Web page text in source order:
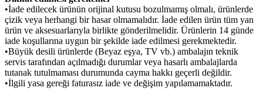
•İade edilecek ürünün orijinal kutusu bozulmamış olmalı, ürünlerde
çizik veya herhangi bir hasar olmamalıdır. İade edilen ürün tüm yan
ürün ve aksesuarlarıyla birlikte gönderilmelidir. Ürünlerin 14 günde
iade koşullarına uygun bir şekilde iade edilmesi gerekmektedir.
•Büyük desili ürünlerde (Beyaz eşya, TV vb.) ambalajın teknik
servis tarafından açılmadığı durumlar veya hasarlı ambalajlarda
tutanak tutulmaması durumunda cayma hakkı geçerli değildir.
•İlgili yasa gereği faturasız iade ve değişim yapılamamaktadır.